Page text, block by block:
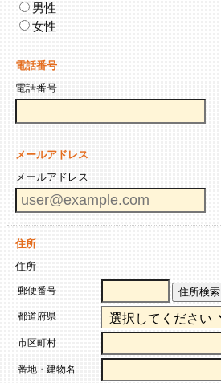
男性
女性
電話番号
電話番号
メールアドレス
メールアドレス
住所
住所
郵便番号 住所検索
都道府県
市区町村
番地・建物名